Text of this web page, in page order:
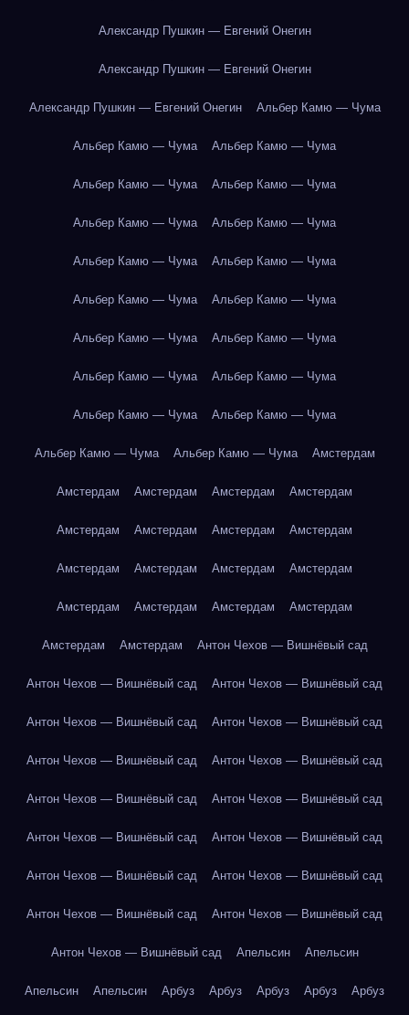
Александр Пушкин — Евгений Онегин
Александр Пушкин — Евгений Онегин
Александр Пушкин — Евгений Онегин Альбер Камю — Чума
Альбер Камю — Чума Альбер Камю — Чума
Альбер Камю — Чума Альбер Камю — Чума
Альбер Камю — Чума Альбер Камю — Чума
Альбер Камю — Чума Альбер Камю — Чума
Альбер Камю — Чума Альбер Камю — Чума
Альбер Камю — Чума Альбер Камю — Чума
Альбер Камю — Чума Альбер Камю — Чума
Альбер Камю — Чума Альбер Камю — Чума
Альбер Камю — Чума Альбер Камю — Чума Амстердам
Амстердам Амстердам Амстердам Амстердам
Амстердам Амстердам Амстердам Амстердам
Амстердам Амстердам Амстердам Амстердам
Амстердам Амстердам Амстердам Амстердам
Амстердам Амстердам Антон Чехов — Вишнёвый сад
Антон Чехов — Вишнёвый сад Антон Чехов — Вишнёвый сад
Антон Чехов — Вишнёвый сад Антон Чехов — Вишнёвый сад
Антон Чехов — Вишнёвый сад Антон Чехов — Вишнёвый сад
Антон Чехов — Вишнёвый сад Антон Чехов — Вишнёвый сад
Антон Чехов — Вишнёвый сад Антон Чехов — Вишнёвый сад
Антон Чехов — Вишнёвый сад Антон Чехов — Вишнёвый сад
Антон Чехов — Вишнёвый сад Антон Чехов — Вишнёвый сад
Антон Чехов — Вишнёвый сад Апельсин Апельсин
Апельсин Апельсин Арбуз Арбуз Арбуз Арбуз Арбуз